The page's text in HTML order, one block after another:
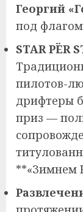
Георгий
под
STAR PЁR
пилотов-
дрифтеры
приз —
**«Зимнем